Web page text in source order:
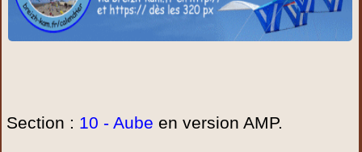
Section : 10 - Aube en version AMP.